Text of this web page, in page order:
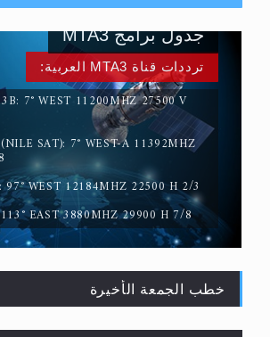
حقيقة المسيح الدجال
ترددات قناة MTA3 العربية:
7° WEST 11200MHZ 27500 V
SAT): 7° WEST-A 11392MHZ
97° WEST 12184MHZ 22500 H 2/3
EAST 3880MHZ 29900 H 7/8
جدول برامج MTA3
خطب الجمعة الأخيرة